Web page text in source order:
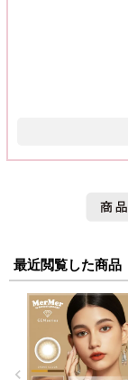
最近閲覧した商品